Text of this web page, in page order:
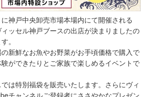
神戸中央卸売市場本場内にて開催される
ィッセル神戸ブースの出店が決まりましたの
。
新鮮なお魚やお野菜がお手頃価格で購入で
ができたりとご家族で楽しめるイベントで
は特別福袋を販売いたします。さらにヴィ
チャンネルご登録者にささやかなプレゼン